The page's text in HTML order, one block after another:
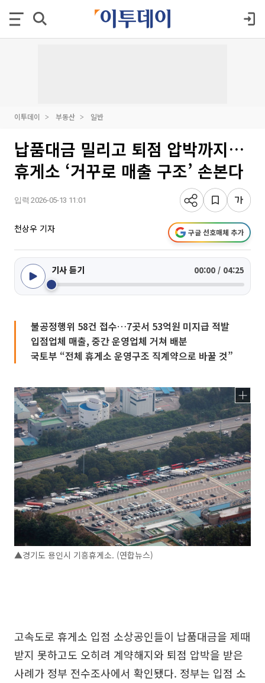
이투데이 부동산 일반
납품대금 밀리고 퇴점 압박까지…
휴게소 ‘거꾸로 매출 구조’ 손본다
입력 2026-05-13 11:01
천상우 기자 구글 선호매체 추가
기사 듣기 00:00 / 04:25
불공정행위 58건 접수…7곳서 53억원 미지급 적발
입점업체 매출, 중간 운영업체 거쳐 배분
국토부 “전체 휴게소 운영구조 직계약으로 바꿀 것”
▲경기도 용인시 기흥휴게소. (연합뉴스)
고속도로 휴게소 입점 소상공인들이 납품대금을 제때
받지 못하고도 오히려 계약해지와 퇴점 압박을 받은
사례가 정부 전수조사에서 확인됐다. 정부는 입점 소